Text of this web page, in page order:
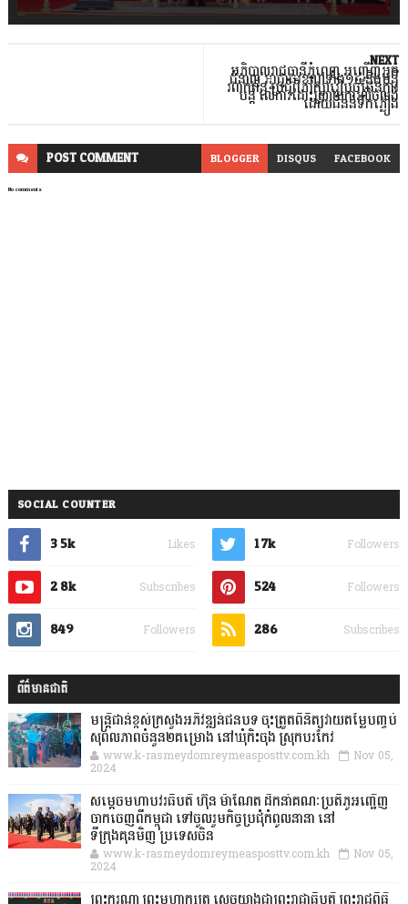
NEXT
អភិបាលរាជធានីភ្នំពេញ អញ្ជើញអ្នក
ជំនាញ អាជ្ញាធរខណ្ឌទាំង១៤ និងមន្ទី
រពាក់ព័ន្ធ ប្រជុំពិភាក្សារៀបចំផែនការ
បន្ត លើការដោះស្រាយការលិចលង់
ដោយជំនន់ទឹកភ្លៀង
POSTCOMMENT BLOGGER DISQUS FACEBOOK
No comments
SOCIAL COUNTER
3.5k Likes 1.7k Followers
2.8k Subscribes 524 Followers
849 Followers 286 Subscribes
ព័ត៌មានជាតិ
មន្ត្រីជាន់ខ្ពស់ក្រសួងអភិវឌ្ឍន៍ជនបទ ចុះត្រួតពិនិត្យវាយតម្លៃបញ្ចប់
សុពលភាពចំនួន២គម្រោង នៅឃុំកិះចុង ស្រុកបរកែវ
www.k-rasmeydomreymeasposttv.com.kh Nov 05,
2024
សម្តេចមហាបវរធិបតី ហ៊ុន ម៉ាណែត ដឹកនាំគណៈប្រតិភូអញ្ជើញ
ចាកចេញពីកម្ពុជា ទៅចូលរួមកិច្ចប្រជុំកំពូលនានា នៅ
ទីក្រុងគុនមិញ ប្រទេសចិន
www.k-rasmeydomreymeasposttv.com.kh Nov 05,
2024